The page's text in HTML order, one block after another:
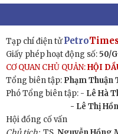
Tạp chí điện tửPetro
Giấy phép hoạt động số: 50/
CƠ QUAN CHỦ QUẢN:HỘI
Tổng biên tập: Phạm Thuận
Phó Tổng biên tập: - Lê Hà
- Lê Thị
Hội đồng cố vấn